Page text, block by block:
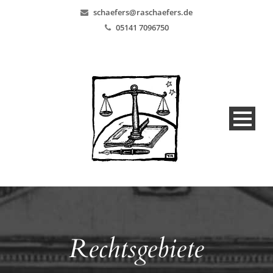
schaefers@raschaefers.de
05141 7096750
Rechtsgebiete